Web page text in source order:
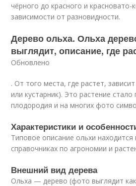
чёрного до красного и красновато-
зависимости от разновидности.
Дерево ольха. Ольха
выглядит, описание, где
Обновлено
. От того места, где растет,
или кустарник). Это растение стало
плодородия и на многих фото
Характеристики и
Типовое описание ольхи
справочниках по агрономии и
Внешний вид дерева
Ольха — дерево (фото выглядит